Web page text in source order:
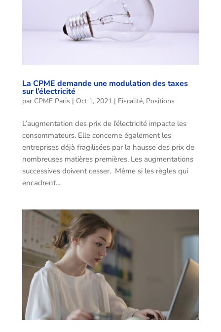
La CPME demande une modulation des taxes
sur l’électricité
par CPME Paris | Oct 1, 2021| Fiscalité, Positions
L’augmentation des prix de l’électricité impacte les
consommateurs. Elle concerne également les
entreprises déjà fragilisées par la hausse des prix de
nombreuses matières premières. Les augmentations
successives doivent cesser. Même si les règles qui
encadrent...